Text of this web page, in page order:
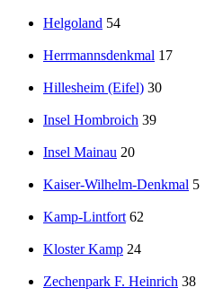
Helgoland 54
Herrmannsdenkmal 17
Hillesheim (Eifel) 30
Insel Hombroich 39
Insel Mainau 20
Kaiser-Wilhelm-Denkmal 5
Kamp-Lintfort 62
Kloster Kamp 24
Zechenpark F. Heinrich 38